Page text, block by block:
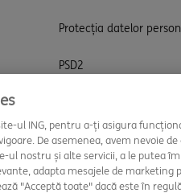
Protecția datelor
PSD2
Reclamații și petiții
ul ING, pentru a-ți asigura
De asemenea, avem nevoie
ul nostru și alte servicii, a le putea
adapta mesajele de marketing
"Acceptă toate" dacă este în